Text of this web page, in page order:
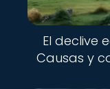
El declive
Causas y